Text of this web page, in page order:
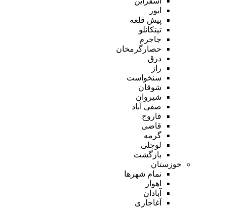
ایور
پیش قلعه
تیتکانلو
جاجرم
حصارگرمخان
درق
راز
سنخواست
شوقان
شیروان
صفی آباد
فاروج
قاضی
گرمه
لوجلی
بازگشت
خوزستان
تمام شهر‌ها
اهواز
آبادان
آغاجاری